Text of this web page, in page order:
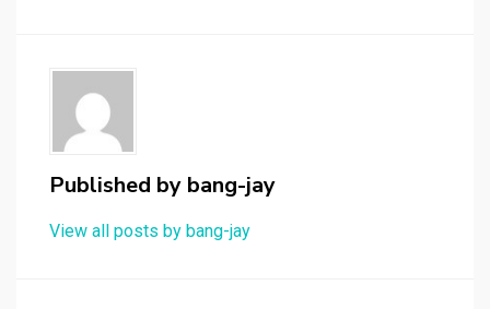
Published by bang-jay
View all posts by bang-jay